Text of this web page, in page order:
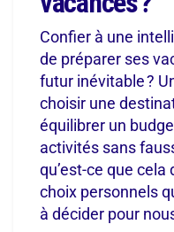
Confier à une
de préparer ses
futur inévitable ?
choisir une
équilibrer un
activités sans
qu’est-ce que
choix personnels
à décider pour